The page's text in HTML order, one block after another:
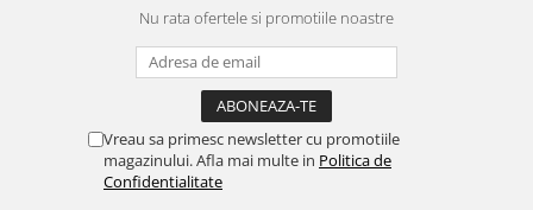
Nu rata ofertele si promotiile noastre
Vreau sa primesc newsletter cu promotiile
magazinului. Afla mai multe in Politica de
Confidentialitate